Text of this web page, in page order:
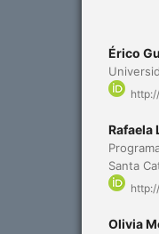
Érico
Rafaela
Santa
Olivia